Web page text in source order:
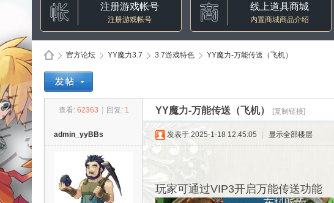
注册游戏帐号
注册游戏帐号
线上道具商城
内置商城商品介绍
官方论坛
›
YY魔力3.7 3.7游戏特色
›
YY魔力-万能传送（飞机）
查看: 62363 回复: 1 YY魔力-万能传送（飞机） [复制链接]
admin_yyBBs 发表于 2025-1-18 12:45:05 显示全部楼层
玩家可通过VIP3开启万能传送功能